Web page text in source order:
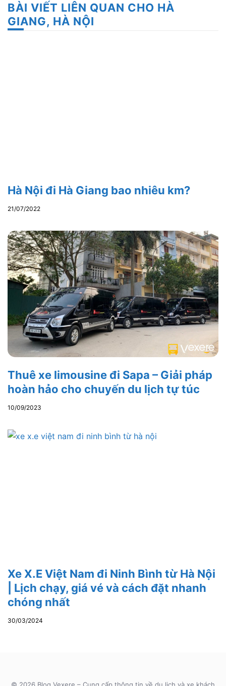
BÀI VIẾT LIÊN QUAN CHO HÀ
GIANG, HÀ NỘI
Hà Nội đi Hà Giang bao nhiêu km?
21/07/2022
Thuê xe limousine đi Sapa – Giải pháp
hoàn hảo cho chuyến du lịch tự túc
10/09/2023
Xe X.E Việt Nam đi Ninh Bình từ Hà Nội
| Lịch chạy, giá vé và cách đặt nhanh
chóng nhất
30/03/2024
© 2026 Blog Vexere – Cung cấp thông tin về du lịch và xe khách